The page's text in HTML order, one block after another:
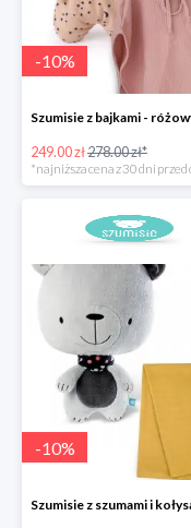
-10%
249.00 zł278.00 zł*
-10%